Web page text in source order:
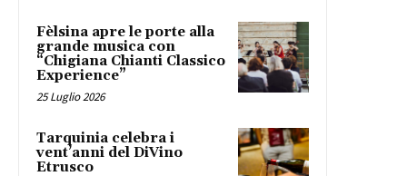
Fèlsina apre le porte alla
grande musica con
“Chigiana Chianti Classico
Experience”
25 Luglio 2026
Tarquinia celebra i
vent’anni del DiVino
Etrusco